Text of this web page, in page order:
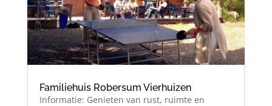
Familiehuis Robersum Vierhuizen
Informatie: Genieten van rust, ruimte en